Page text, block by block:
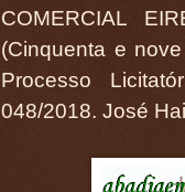
COMERCIAL
(Cinquenta e
Processo
048/2018. José